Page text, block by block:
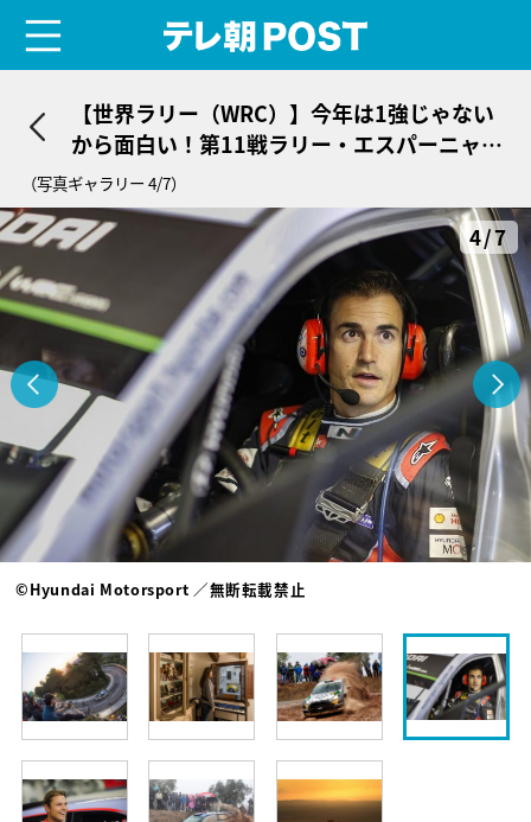
【世界ラリー（WRC）】今年は1強じゃない
から面白い！第11戦ラリー・エスパーニャ開
幕へ
（写真ギャラリー 4/7）
4/7
©Hyundai Motorsport ／無断転載禁止